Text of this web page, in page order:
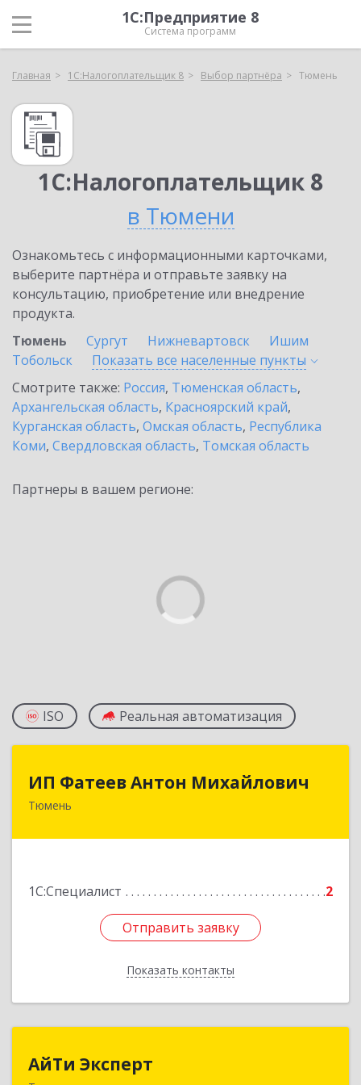
1С:Предприятие 8
Система программ
Главная 1С:Налогоплательщик 8 Выбор партнёра Тюмень
1С:Налогоплательщик 8
в Тюмени
Ознакомьтесь с информационными карточками,
выберите партнёра и отправьте заявку на
консультацию, приобретение или внедрение
продукта.
Тюмень
Сургут Нижневартовск
Ишим
Тобольск
Показать все населенные пункты
Смотрите также: Россия, Тюменская область,
Архангельская область, Красноярский край,
Курганская область, Омская область, Республика
Коми, Свердловская область, Томская область
Партнеры в вашем регионе:
ISO Реальная автоматизация
ИП Фатеев Антон Михайлович
Тюмень
1С:Специалист 2
Отправить заявку
Показать контакты
ИП Фатеев Антон Михайлович
625046, Тюменская обл, Тюмень г, Майский
Отправить заявку
Назад
АйТи Эксперт